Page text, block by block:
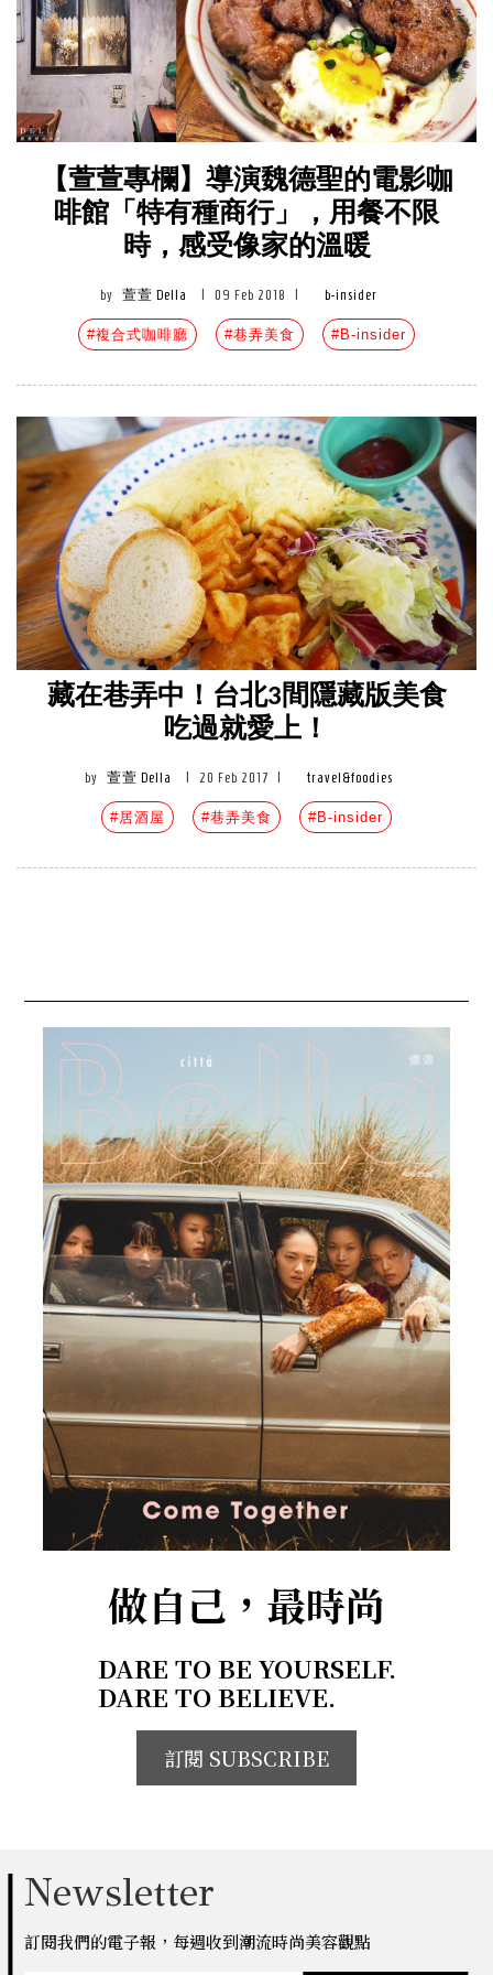
【萱萱專欄】導演魏德聖的電影咖
啡館「特有種商行」，用餐不限
時，感受像家的溫暖
by 萱萱 Della 09 Feb 2018 b-insider
#複合式咖啡廳 #巷弄美食 #B-insider
藏在巷弄中！台北3間隱藏版美食
吃過就愛上！
by 萱萱 Della 20 Feb 2017 travel&foodies
#居酒屋 #巷弄美食 #B-insider
做自己，最時尚
DARE TO BE YOURSELF.
DARE TO BELIEVE.
訂閱 SUBSCRIBE
Newsletter
訂閱我們的電子報，每週收到潮流時尚美容觀點